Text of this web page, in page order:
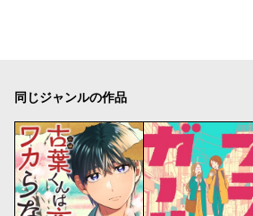
同じジャンルの作品